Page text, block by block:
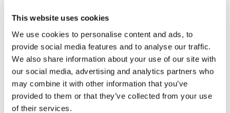
This website uses cookies
We use cookies to personalise content and ads, to
provide social media features and to analyse our traffic.
We also share information about your use of our site with
our social media, advertising and analytics partners who
may combine it with other information that you’ve
provided to them or that they’ve collected from your use
of their services.
21
APR